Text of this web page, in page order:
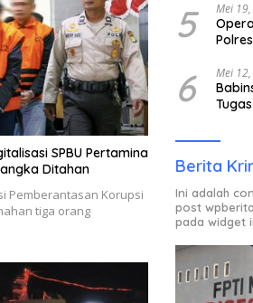
SPBU Pertamina
Ditahan
Pemberantasan Korupsi
tiga orang
5 Mei
6 Mei
ODP.
Berita
Ini adalah
post
pada widget